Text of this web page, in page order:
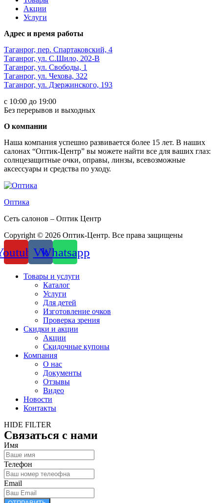
Акции
Услуги
Адрес и время работы
Таганрог, пер. Спартаковский, 4
Таганрог, ул. С.Шило, 202-В
Таганрог, ул. Свободы, 1
Таганрог, ул. Чехова, 322
Таганрог, ул. Дзержинского, 193
с 10:00 до 19:00
Без перерывов и выходных
О компании
Наша компания успешно развивается более 15 лет. В наших
салонах “Оптик-Центр” вы можете найти все для ваших глаз:
солнцезащитные очки, оправы, линзы, всевозможные
аксессуары и средства по уходу.
Оптика
Сеть салонов – Оптик Центр
Copyright © 2026 Оптик-Центр. Все права защищены
VkWhatsapp
Товары и услуги
Каталог
Услуги
Для детей
Изготовление очков
Проверка зрения
Скидки и акции
Акции
Скидочные купоны
Компания
О нас
Документы
Отзывы
Видео
Новости
Контакты
HIDE FILTER
Связаться с нами
Имя
Телефон
Email